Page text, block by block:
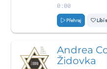
0:00
Přehraj Líbí
Andrea
Židovka